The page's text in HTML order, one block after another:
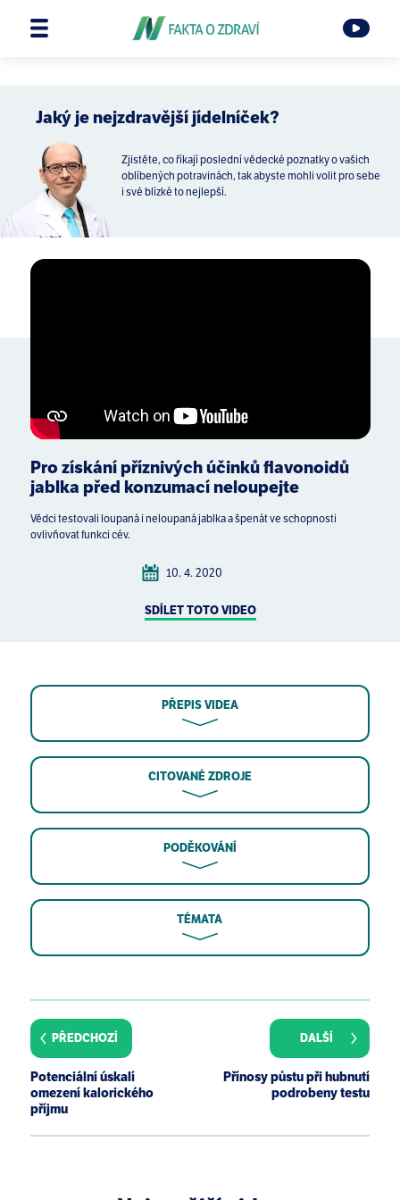
Jaký je nejzdravější jídelníček?
Zjistěte, co říkají poslední vědecké poznatky o vašich
oblíbených potravinách, tak abyste mohli volit pro sebe
i své blízké to nejlepší.
Pro získání příznivých účinků flavonoidů
jablka před konzumací neloupejte
Vědci testovali loupaná i neloupaná jablka a špenát ve schopnosti
ovlivňovat funkci cév.
10. 4. 2020
SDÍLET TOTO VIDEO
PŘEPIS VIDEA
CITOVANÉ ZDROJE
PODĚKOVÁNÍ
TÉMATA
disease-specific mortality in elderly women. Br J
Nutr. 2016;115(5):860-7.
Bondonno NP, Lewis JR, Prince RL, et al. Fruit Intake
and Abdominal Aortic Calcification in Elderly
Women: A Prospective Cohort Study. Nutrients.
PŘEDCHOZÍ
Potenciální úskalí
omezení kalorického
příjmu
Přínosy půstu při hubnutí
podrobeny testu
DALŠÍ